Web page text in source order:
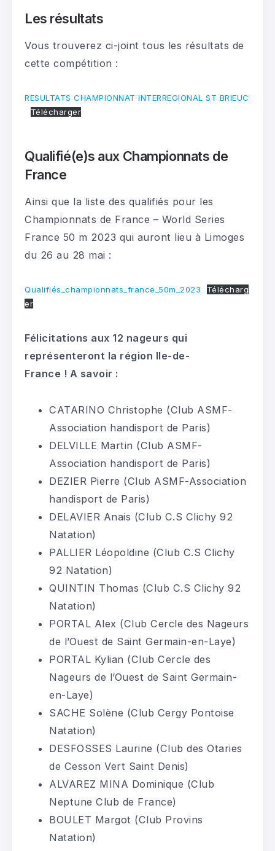
Les résultats
Vous trouverez ci-joint tous les résultats de
cette compétition :
RESULTATS CHAMPIONNAT INTERREGIONAL ST BRIEUC
Télécharger
Qualifié(e)s aux Championnats de
France
Ainsi que la liste des qualifiés pour les
Championnats de France – World Series
France 50 m 2023 qui auront lieu à Limoges
du 26 au 28 mai :
Qualifiés_championnats_france_50m_2023
Télécharg
er
Félicitations aux 12 nageurs qui
représenteront la région Ile-de-
France ! A savoir :
CATARINO Christophe (Club ASMF-
Association handisport de Paris)
DELVILLE Martin (Club ASMF-
Association handisport de Paris)
DEZIER Pierre (Club ASMF-Association
handisport de Paris)
DELAVIER Anais (Club C.S Clichy 92
Natation)
PALLIER Léopoldine (Club C.S Clichy
92 Natation)
QUINTIN Thomas (Club C.S Clichy 92
Natation)
PORTAL Alex (Club Cercle des Nageurs
de l’Ouest de Saint Germain-en-Laye)
PORTAL Kylian (Club Cercle des
Nageurs de l’Ouest de Saint Germain-
en-Laye)
SACHE Solène (Club Cergy Pontoise
Natation)
DESFOSSES Laurine (Club des Otaries
de Cesson Vert Saint Denis)
ALVAREZ MINA Dominique (Club
Neptune Club de France)
BOULET Margot (Club Provins
Natation)